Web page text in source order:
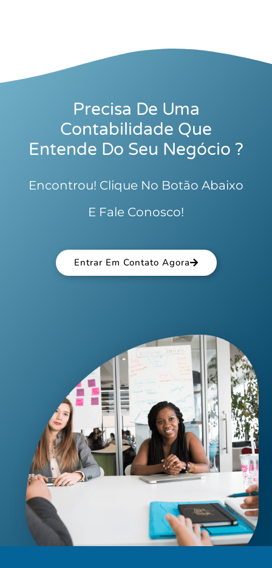
Precisa De Uma
Contabilidade Que
Entende Do Seu Negócio ?
Encontrou! Clique No Botão Abaixo
E Fale Conosco!
Entrar Em Contato Agora